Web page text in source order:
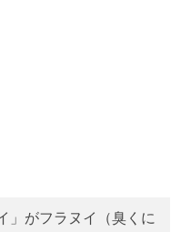
」がフラヌイ（臭くに